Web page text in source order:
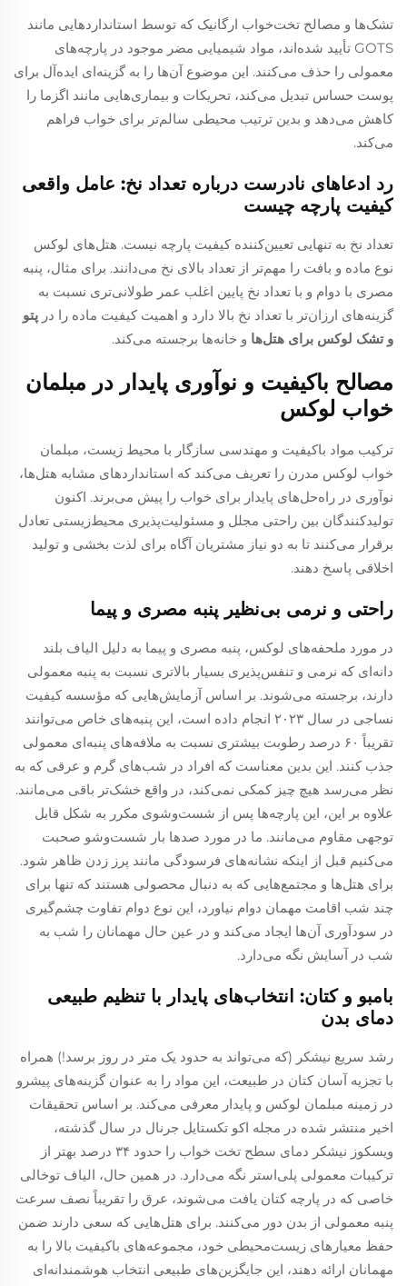
تشک‌ها و مصالح تخت‌خواب ارگانیک که توسط استانداردهایی مانند
GOTS تأیید شده‌اند، مواد شیمیایی مضر موجود در پارچه‌های
معمولی را حذف می‌کنند. این موضوع آن‌ها را به گزینه‌ای ایده‌آل برای
پوست حساس تبدیل می‌کند، تحریکات و بیماری‌هایی مانند اگزما را
کاهش می‌دهد و بدین ترتیب محیطی سالم‌تر برای خواب فراهم
می‌کند.
رد ادعاهای نادرست درباره تعداد نخ: عامل واقعی
کیفیت پارچه چیست
تعداد نخ به تنهایی تعیین‌کننده کیفیت پارچه نیست. هتل‌های لوکس
نوع ماده و بافت را مهم‌تر از تعداد بالای نخ می‌دانند. برای مثال، پنبه
مصری با دوام و با تعداد نخ پایین اغلب عمر طولانی‌تری نسبت به
گزینه‌های ارزان‌تر با تعداد نخ بالا دارد و اهمیت کیفیت ماده را در پتو
و تشک لوکس برای هتل‌ها و خانه‌ها برجسته می‌کند.
مصالح باکیفیت و نوآوری پایدار در مبلمان
خواب لوکس
ترکیب مواد باکیفیت و مهندسی سازگار با محیط زیست، مبلمان
خواب لوکس مدرن را تعریف می‌کند که استانداردهای مشابه هتل‌ها،
نوآوری در راه‌حل‌های پایدار برای خواب را پیش می‌برند. اکنون
تولیدکنندگان بین راحتی مجلل و مسئولیت‌پذیری محیط‌زیستی تعادل
برقرار می‌کنند تا به دو نیاز مشتریان آگاه برای لذت بخشی و تولید
اخلاقی پاسخ دهند.
راحتی و نرمی بی‌نظیر پنبه مصری و پیما
در مورد ملحفه‌های لوکس، پنبه مصری و پیما به دلیل الیاف بلند
دانه‌ای که نرمی و تنفس‌پذیری بسیار بالاتری نسبت به پنبه معمولی
دارند، برجسته می‌شوند. بر اساس آزمایش‌هایی که مؤسسه کیفیت
نساجی در سال ۲۰۲۳ انجام داده است، این پنبه‌های خاص می‌توانند
تقریباً ۶۰ درصد رطوبت بیشتری نسبت به ملافه‌های پنبه‌ای معمولی
جذب کنند. این بدین معناست که افراد در شب‌های گرم و عرقی که به
نظر می‌رسد هیچ چیز کمکی نمی‌کند، در واقع خشک‌تر باقی می‌مانند.
علاوه بر این، این پارچه‌ها پس از شست‌وشوی مکرر به شکل قابل
توجهی مقاوم می‌مانند. ما در مورد صدها بار شست‌وشو صحبت
می‌کنیم قبل از اینکه نشانه‌های فرسودگی مانند پرز زدن ظاهر شود.
برای هتل‌ها و مجتمع‌هایی که به دنبال محصولی هستند که تنها برای
چند شب اقامت مهمان دوام نیاورد، این نوع دوام تفاوت چشم‌گیری
در سودآوری آن‌ها ایجاد می‌کند و در عین حال مهمانان را شب به
شب در آسایش نگه می‌دارد.
بامبو و کتان: انتخاب‌های پایدار با تنظیم طبیعی
دمای بدن
رشد سریع نیشکر (که می‌تواند به حدود یک متر در روز برسد!) همراه
با تجزیه آسان کتان در طبیعت، این مواد را به عنوان گزینه‌های پیشرو
در زمینه مبلمان لوکس و پایدار معرفی می‌کند. بر اساس تحقیقات
اخیر منتشر شده در مجله اکو تکستایل جرنال در سال گذشته،
ویسکوز نیشکر دمای سطح تخت خواب را حدود ۳۴ درصد بهتر از
ترکیبات معمولی پلی‌استر نگه می‌دارد. در همین حال، الیاف توخالی
خاصی که در پارچه کتان یافت می‌شوند، عرق را تقریباً نصف سرعت
پنبه معمولی از بدن دور می‌کنند. برای هتل‌هایی که سعی دارند ضمن
حفظ معیارهای زیست‌محیطی خود، مجموعه‌های باکیفیت بالا را به
مهمانان ارائه دهند، این جایگزین‌های طبیعی انتخاب هوشمندانه‌ای